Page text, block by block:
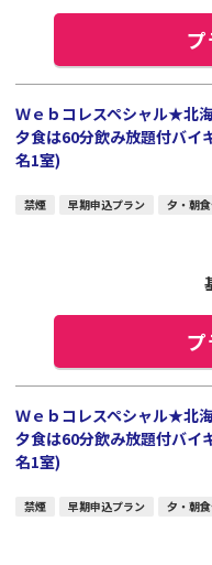
Ｗｅｂコレスペシャル★北
夕食は60分飲み放題付バ
名1室)
禁煙 早期申込プラン 夕・朝
Ｗｅｂコレスペシャル★北
夕食は60分飲み放題付バ
名1室)
禁煙 早期申込プラン 夕・朝